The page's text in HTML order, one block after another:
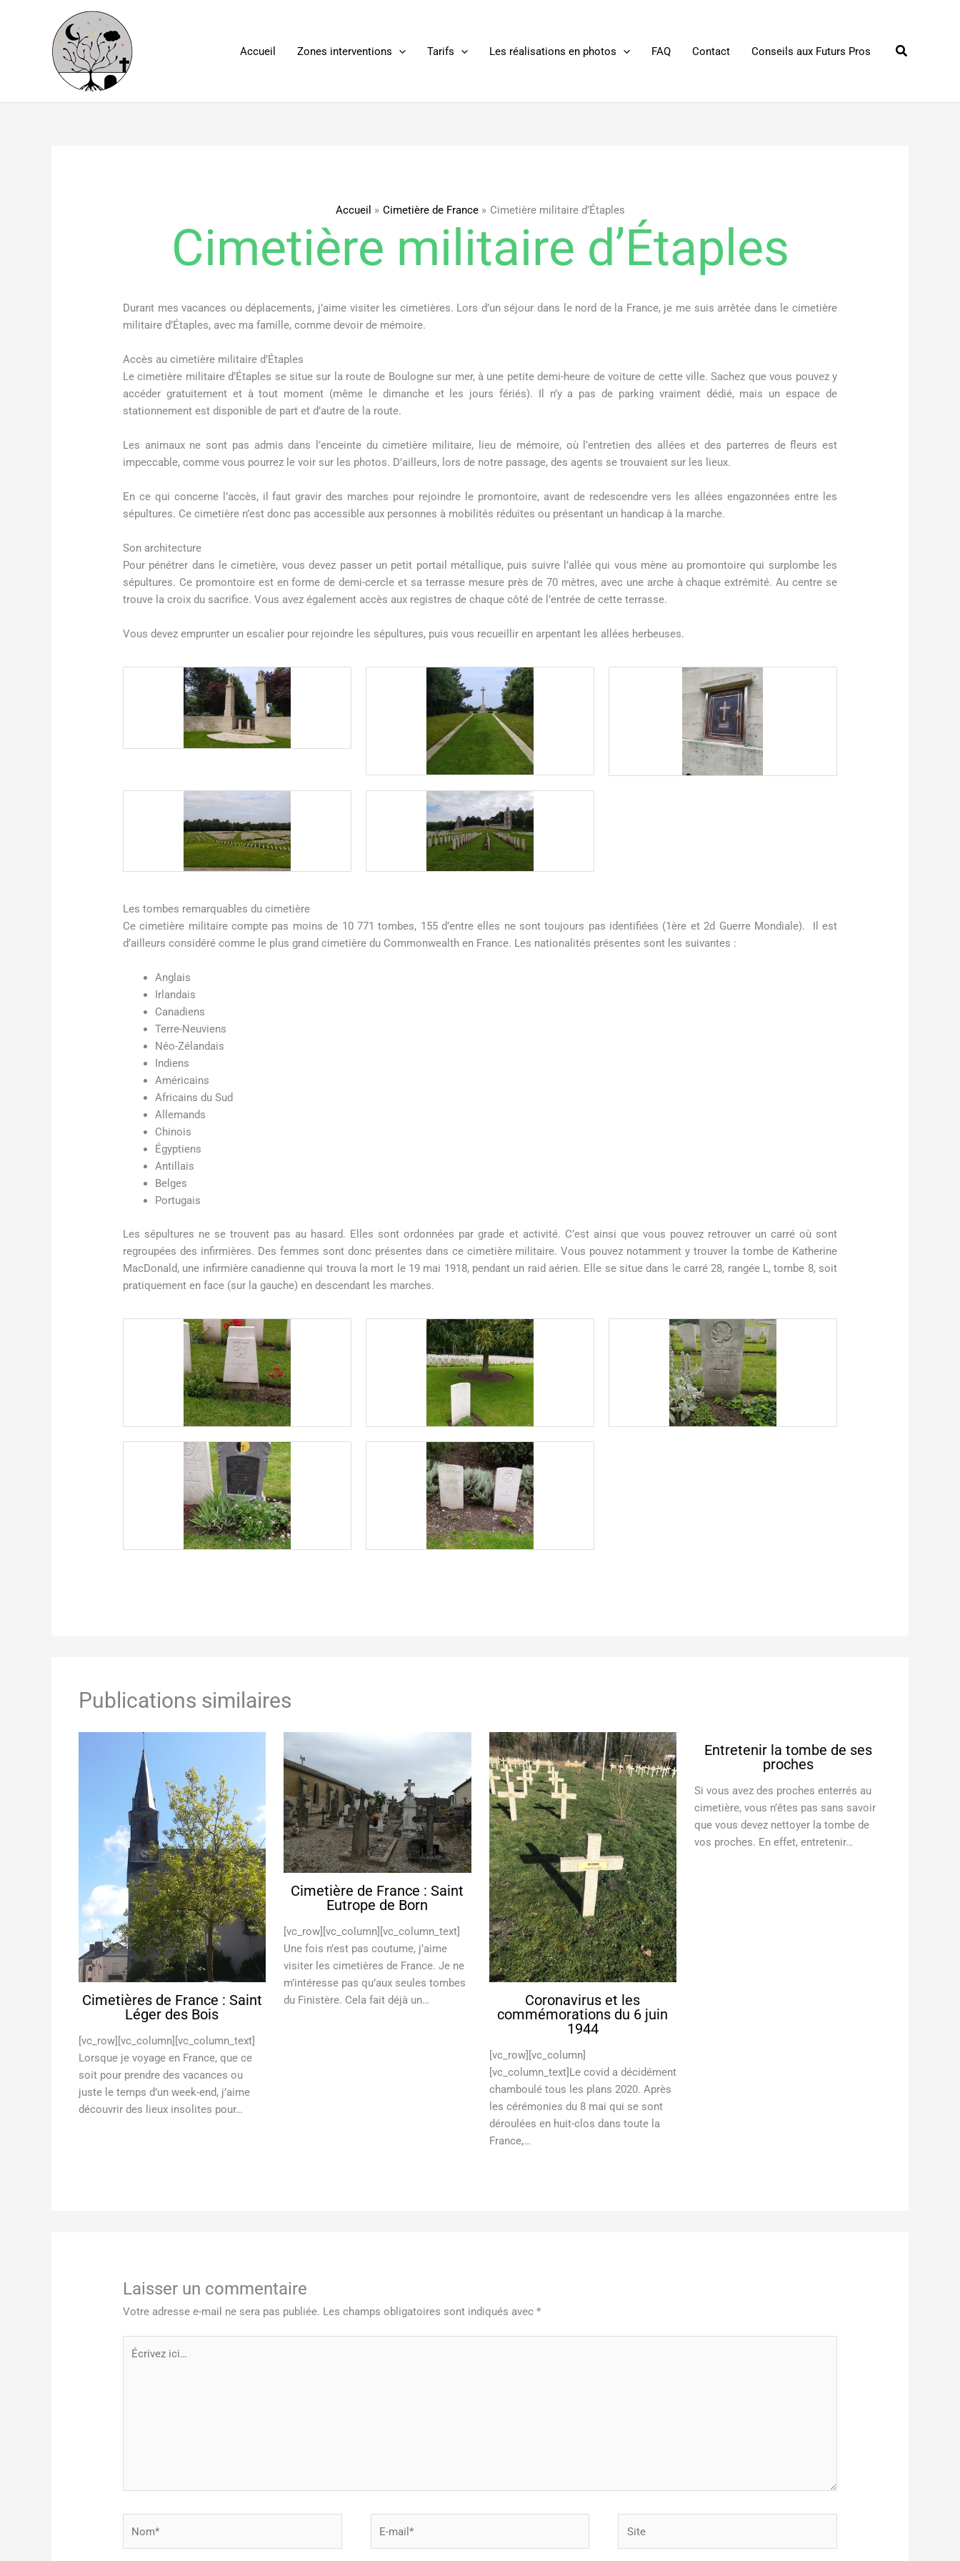
Accueil Zones interventions Tarifs Les réalisations en photos FAQ Contact Conseils aux Futurs Pros Rechercher
Accueil Cimetière de France Cimetière militaire d’Étaples
Cimetière militaire d’Étaples
Durant mes vacances ou déplacements, j’aime visiter les cimetières. Lors d’un séjour dans le nord de la France, je me suis arrêtée dans le cimetière
militaire d’Étaples, avec ma famille, comme devoir de mémoire.
Accès au cimetière militaire d’Étaples
Le cimetière militaire d’Étaples se situe sur la route de Boulogne sur mer, à une petite demi-heure de voiture de cette ville. Sachez que vous pouvez y
accéder gratuitement et à tout moment (même le dimanche et les jours fériés). Il n’y a pas de parking vraiment dédié, mais un espace de
stationnement est disponible de part et d’autre de la route.
Les animaux ne sont pas admis dans l’enceinte du cimetière militaire, lieu de mémoire, où l’entretien des allées et des parterres de fleurs est
impeccable, comme vous pourrez le voir sur les photos. D’ailleurs, lors de notre passage, des agents se trouvaient sur les lieux.
En ce qui concerne l’accès, il faut gravir des marches pour rejoindre le promontoire, avant de redescendre vers les allées engazonnées entre les
sépultures. Ce cimetière n’est donc pas accessible aux personnes à mobilités réduites ou présentant un handicap à la marche.
Son architecture
Pour pénétrer dans le cimetière, vous devez passer un petit portail métallique, puis suivre l’allée qui vous mène au promontoire qui surplombe les
sépultures. Ce promontoire est en forme de demi-cercle et sa terrasse mesure près de 70 mètres, avec une arche à chaque extrémité. Au centre se
trouve la croix du sacrifice. Vous avez également accès aux registres de chaque côté de l’entrée de cette terrasse.
Vous devez emprunter un escalier pour rejoindre les sépultures, puis vous recueillir en arpentant les allées herbeuses.
Les tombes remarquables du cimetière
Ce cimetière militaire compte pas moins de 10 771 tombes, 155 d’entre elles ne sont toujours pas identifiées (1ère et 2d Guerre Mondiale). Il est
d’ailleurs considéré comme le plus grand cimetière du Commonwealth en France. Les nationalités présentes sont les suivantes :
Anglais
Irlandais
Canadiens
Terre-Neuviens
Néo-Zélandais
Indiens
Américains
Africains du Sud
Allemands
Chinois
Égyptiens
Antillais
Belges
Portugais
Les sépultures ne se trouvent pas au hasard. Elles sont ordonnées par grade et activité. C’est ainsi que vous pouvez retrouver un carré où sont
regroupées des infirmières. Des femmes sont donc présentes dans ce cimetière militaire. Vous pouvez notamment y trouver la tombe de Katherine
MacDonald, une infirmière canadienne qui trouva la mort le 19 mai 1918, pendant un raid aérien. Elle se situe dans le carré 28, rangée L, tombe 8, soit
pratiquement en face (sur la gauche) en descendant les marches.
Publications similaires
Cimetières de France : Saint
Léger des Bois
[vc_row][vc_column][vc_column_text]
Lorsque je voyage en France, que ce
soit pour prendre des vacances ou
juste le temps d’un week-end, j’aime
découvrir des lieux insolites pour…
Cimetière de France : Saint
Eutrope de Born
[vc_row][vc_column][vc_column_text]
Une fois n’est pas coutume, j’aime
visiter les cimetières de France. Je ne
m’intéresse pas qu’aux seules tombes
du Finistère. Cela fait déjà un…
Coronavirus et les
commémorations du 6 juin
1944
[vc_row][vc_column]
[vc_column_text]Le covid a décidément
chamboulé tous les plans 2020. Après
les cérémonies du 8 mai qui se sont
déroulées en huit-clos dans toute la
France,…
Entretenir la tombe de ses
proches
Si vous avez des proches enterrés au
cimetière, vous n’êtes pas sans savoir
que vous devez nettoyer la tombe de
vos proches. En effet, entretenir…
Laisser un commentaire
Votre adresse e-mail ne sera pas publiée. Les champs obligatoires sont indiqués avec*
ici…
mail*